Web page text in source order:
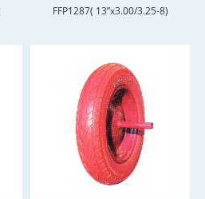
FFP1287( 13”x3.00/3.25-8)